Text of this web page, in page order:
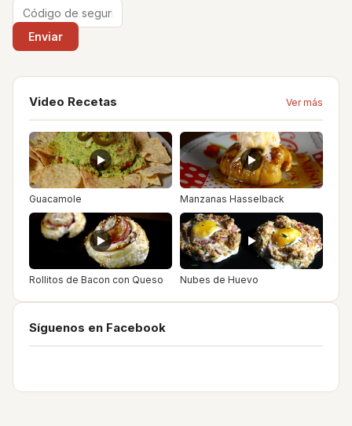
Video Recetas Ver más
Guacamole Manzanas Hasselback
Rollitos de Bacon con Queso Nubes de Huevo
Síguenos en Facebook